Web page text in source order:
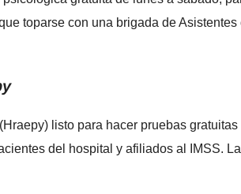
toparse con una brigada de Asistentes
listo para hacer pruebas gratuitas
del hospital y afiliados al IMSS.